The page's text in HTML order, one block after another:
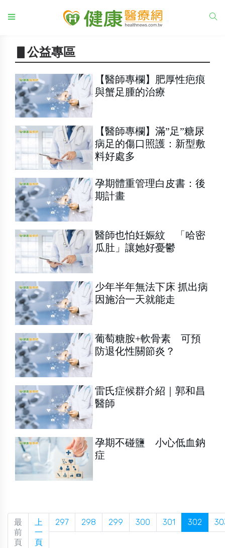
▋公益專區
【醫師專欄】肥厚性疤痕
與蟹足腫的治療
【醫師專欄】滿”足”糖尿
病足的傷口照護：新型敷
料好處多
孕期體重管理白皮書：後
期計畫
醫師也怕妊娠紋 「哈密
瓜肚」讓她好憂鬱
少年半年無法下床 抓出病
因施治一天就能走
葡萄糖胺+軟骨素 可預
防退化性關節炎？
雷氏症候群介紹｜郭和昌
醫師
孕期不碰鹽 小心低血鈉
症
最
前
頁
上
一
頁
297 298 299 300 301 302